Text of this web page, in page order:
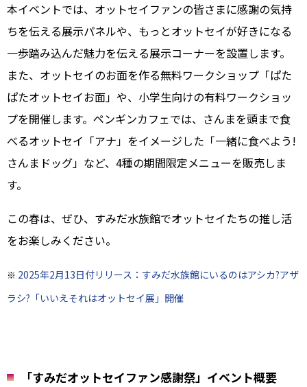
本イベントでは、オットセイファンの皆さまに感謝の気持
ちを伝える展示パネルや、もっとオットセイが好きになる
一歩踏み込んだ魅力を伝える展示コーナーを設置します。
また、オットセイのお面を作る無料ワークショップ「ぱた
ぱたオットセイお面」や、小学生向けの有料ワークショッ
プを開催します。ペンギンカフェでは、さんまを頭まで食
べるオットセイ「アナ」をイメージした「一緒に食べよう!
さんまドッグ」など、4種の期間限定メニューを販売しま
す。
この春は、ぜひ、すみだ水族館でオットセイたちの推し活
をお楽しみください。
※ 2025年2月13日付リリース：すみだ水族館にいるのはアシカ?アザ
ラシ?「いいえそれはオットセイ展」開催
「すみだオットセイファン感謝祭」イベント概要